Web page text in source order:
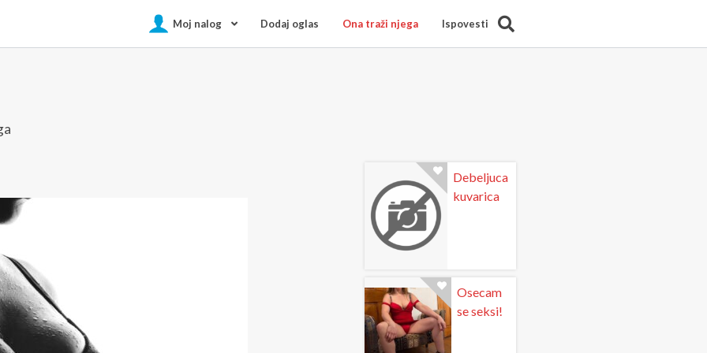
Moj nalog Dodaj oglas Ona traži njega Ispovesti
Debeljuca
kuvarica
Osecam
se seksi!